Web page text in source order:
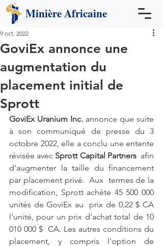
MinièreAfricaine
GoviEx annonce une
augmentation du
placement initial de
Sprott
9 oct. 2022
GoviEx Uranium Inc. annonce que suite
à son communiqué de presse du 3
octobre 2022, elle a conclu une entente
révisée avec Sprott Capital Partners
  afin
d'augmenter la taille du financement
par placement privé.  Aux  termes de la
modification, Sprott achète 45 500 000
unités de GoviEx au  prix de 0,22 $ CA
l'unité, pour un prix d'achat total de 10
010 000 $  CA. Les autres conditions du
placement, y compris l'option de